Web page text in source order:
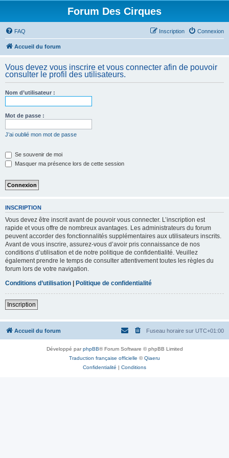
Forum Des Cirques
FAQ Connexion
Inscription
Accueil du forum
Vous devez vous inscrire et vous connecter afin de pouvoir
consulter le profil des utilisateurs.
Nom d’utilisateur :
Mot de passe :
J’ai oublié mon mot de passe
Se souvenir de moi
Masquer ma présence lors de cette session
INSCRIPTION
Vous devez être inscrit avant de pouvoir vous connecter. L’inscription est
rapide et vous offre de nombreux avantages. Les administrateurs du forum
peuvent accorder des fonctionnalités supplémentaires aux utilisateurs inscrits.
Avant de vous inscrire, assurez-vous d’avoir pris connaissance de nos
conditions d’utilisation et de notre politique de confidentialité. Veuillez
également prendre le temps de consulter attentivement toutes les règles du
forum lors de votre navigation.
Conditions d’utilisation | Politique de confidentialité
Inscription
Accueil du forum Fuseau horaire sur UTC+01:00
Développé parphpBB® Forum Software © phpBB Limited
Traduction française officielle ©Qiaeru
Confidentialité | Conditions